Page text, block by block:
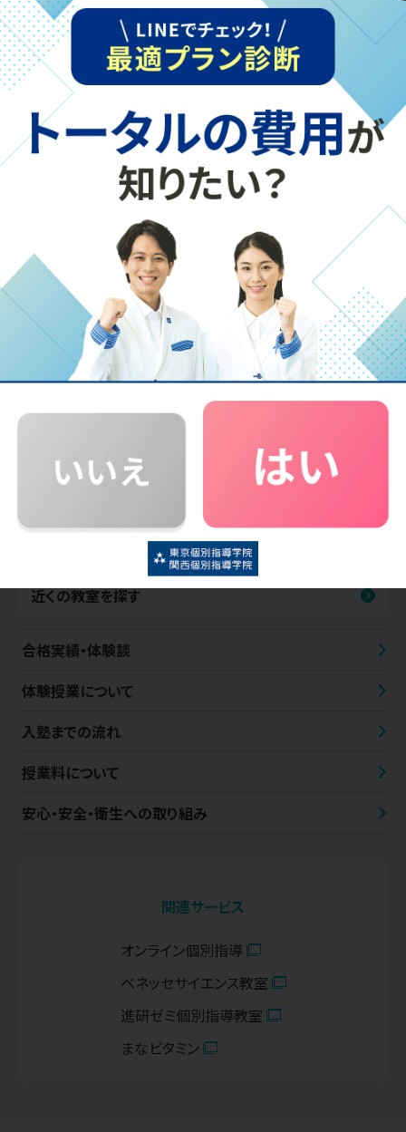
お知らせ一覧
個別指導塾・学習塾なら【東京個別指導学院】HOME お知らせ
【京都の個別指導教室】授業再開について
高校生の個別指導
中学生の個別指導
東京個別・関西個別の特長
近くの教室を探す
合格実績・体験談
体験授業について
入塾までの流れ
授業料について
安心・安全・衛生への取り組み
関連サービス
オンライン個別指導
ベネッセサイエンス教室
進研ゼミ個別指導教室
まなビタミン